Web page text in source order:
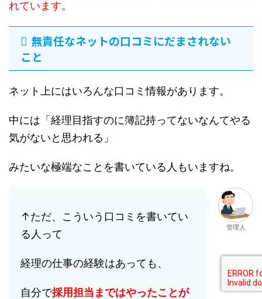
れています。
無責任なネットの口コミにだまされない
こと
ネット上にはいろんな口コミ情報があります。
中には「経理目指すのに簿記持ってないなんてやる
気がないと思われる」
みたいな極端なことを書いている人もいますね。
↑ただ、こういう口コミを書いてい
る人って
経理の仕事の経験はあっても、
自分で採用担当まではやったことが
管理人